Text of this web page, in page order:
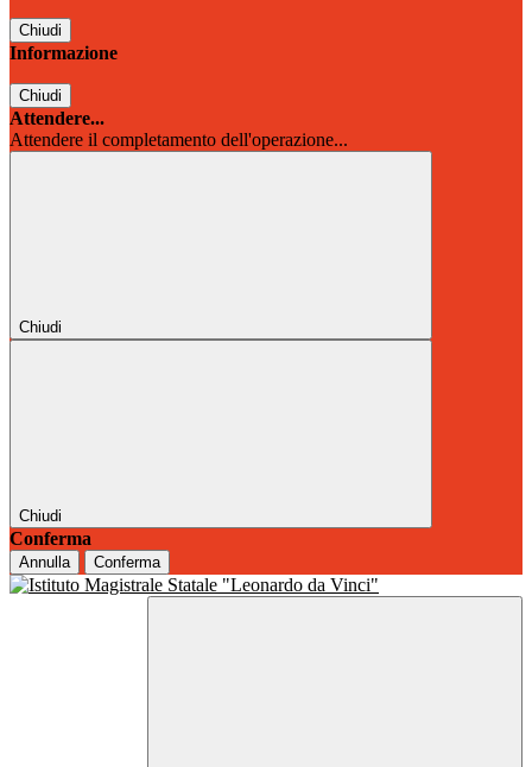
Chiudi
Informazione
Chiudi
Attendere...
Attendere il completamento dell'operazione...
Chiudi
Chiudi
Conferma
Annulla Conferma